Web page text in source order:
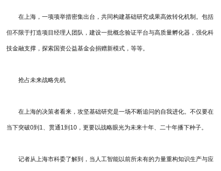
在上海，一项项举措密集出台，共同构建基础研究成果高效转化机制。包括
但不限于打造项目经理人团队，建设一批概念验证平台与高质量孵化器，强化科
技金融支撑，探索国资公益基金会捐赠新模式，等等。
抢占未来战略先机
在上海的决策者看来，攻坚基础研究是一场不断追问的自我进化。不仅要在
当下突破0到1、贯通1到10，更要以战略眼光为未来十年、二十年播下种子。
记者从上海市科委了解到，当人工智能以前所未有的力量重构知识生产与应